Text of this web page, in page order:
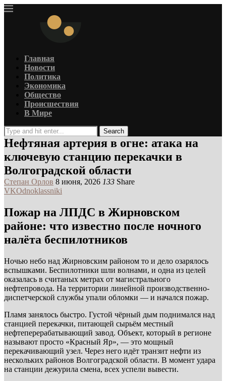
Главная
Новости
Политика
Экономика
Общество
Происшествия
В Мире
Search
Нефтяная артерия в огне: атака на
ключевую станцию перекачки в
Волгоградской области
Степан Орлов 8 июня, 2026 133 Share
VKOdnoklassniki
Пожар на ЛПДС в Жирновском
районе: что известно после ночного
налёта беспилотников
Ночью небо над Жирновским районом то и дело озарялось
вспышками. Беспилотники шли волнами, и одна из целей
оказалась в считаных метрах от магистрального
нефтепровода. На территории линейной производственно-
диспетчерской службы упали обломки — и начался пожар.
Пламя занялось быстро. Густой чёрный дым поднимался над
станцией перекачки, питающей сырьём местный
нефтеперерабатывающий завод. Объект, который в регионе
называют просто «Красный Яр», — это мощный
перекачивающий узел. Через него идёт транзит нефти из
нескольких районов Волгоградской области. В момент удара
на станции дежурила смена, всех успели вывести.